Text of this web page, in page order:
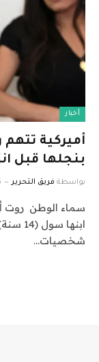
أخبار
أميركية تتهم
بنجلها قبل
بواسطة فريق التحرير 5
سماء الوطن روت
شخصيات…